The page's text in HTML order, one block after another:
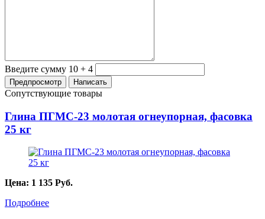
Введите сумму 10 + 4
Сопутствующие товары
Глина ПГМС-23 молотая огнеупорная, фасовка
25 кг
Цена: 1 135 Руб.
Подробнее